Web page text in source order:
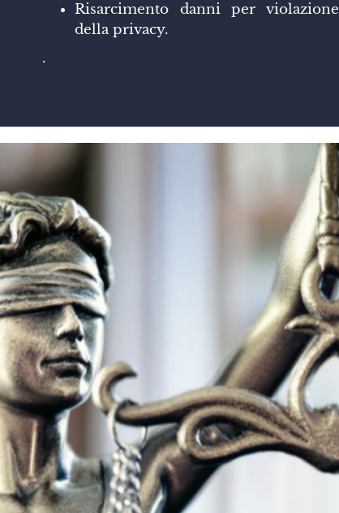
Risarcimento danni per violazione
della privacy.
.